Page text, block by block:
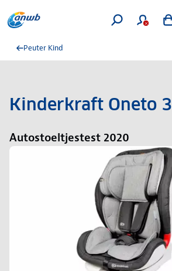
Peuter Kind
Kinderkraft Oneto 3
Autostoeltjestest 2020